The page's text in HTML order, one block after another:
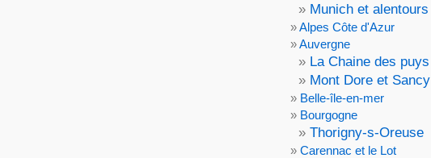
Munich et alentours
Alpes Côte d'Azur
Auvergne
La Chaine des puys
Mont Dore et Sancy
Belle-île-en-mer
Bourgogne
Thorigny-s-Oreuse
Carennac et le Lot